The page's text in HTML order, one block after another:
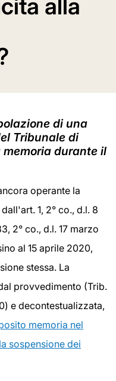
alla
di una
Tribunale di
durante il
operante la
1, 2° co., d.l. 8
2° co., d.l. 17 marzo
al 15 aprile 2020,
stessa. La
provvedimento (Trib.
e decontestualizzata,
memoria nel
sospensione dei